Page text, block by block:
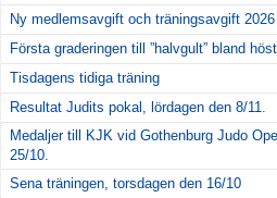
Ny medlemsavgift och träningsavgift 2026
Första graderingen till ”halvgult” bland
Tisdagens tidiga träning
Resultat Judits pokal, lördagen den 8/11.
Medaljer till KJK vid Gothenburg Judo
25/10.
Sena träningen, torsdagen den 16/10